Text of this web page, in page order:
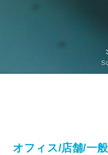
オフィス/店舗/一